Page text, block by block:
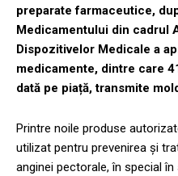
preparate farmaceutice,
Medicamentului din cadrul
Dispozitivelor Medicale a
medicamente, dintre care
dată pe piață, transmite
Printre noile produse
utilizat pentru prevenirea și
anginei pectorale, în special